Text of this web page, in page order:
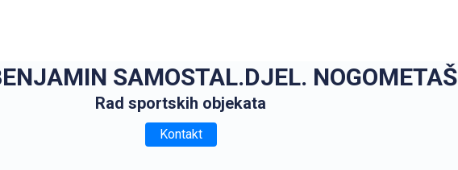
SAMOSTAL.DJEL. NOGOMETAŠ
Rad sportskih objekata
Kontakt